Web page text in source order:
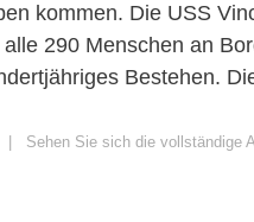
kommen. Die USS
290 Menschen an
Bestehen.
Sehen Sie sich die vollständige